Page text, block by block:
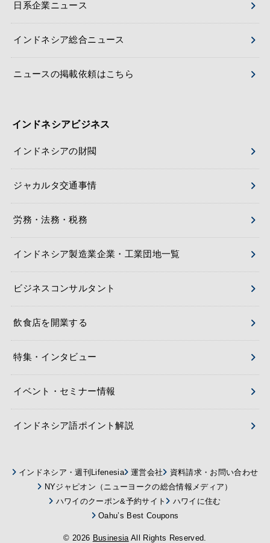
日系企業ニュース
インドネシア総合ニュース
ニュースの掲載依頼はこちら
インドネシアビジネス
インドネシアの財閥
ジャカルタ交通事情
労務・法務・税務
インドネシア製造業企業・工業団地一覧
ビジネスコンサルタント
飲食店を開業する
特集・インタビュー
イベント・セミナー情報
インドネシア語ポイント解説
インドネシア・週刊Lifenesia 運営会社
資料請求・お問い合わせ
NYジャピオン（ニューヨークの総合情報メディア）
ハワイのクーポン&予約サイト
ハワイに住む
Oahu’s Best Coupons
© 2026 Businesia All Rights Reserved.